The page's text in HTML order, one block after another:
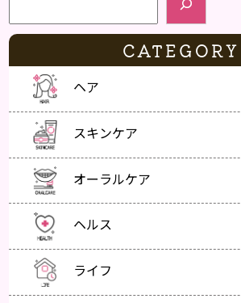
CATEGORY
ヘア
スキンケア
オーラルケア
ヘルス
ライフ